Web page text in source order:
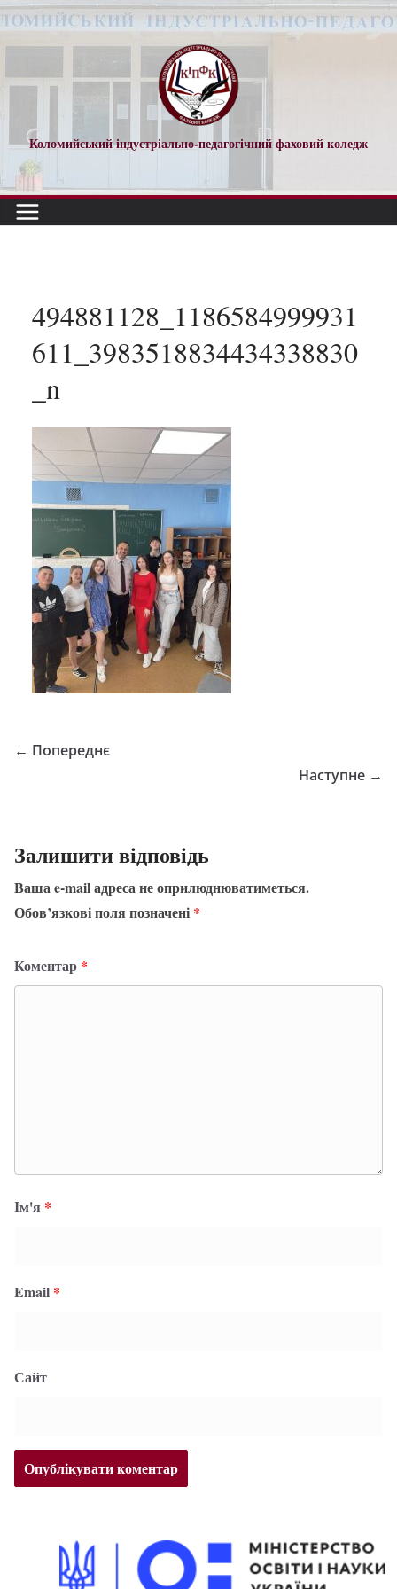
Перейти
до
Коломийський індустріально-педагогічний фаховий коледж
494881128_1186584999931
611_3983518834434338830
_n
← Попереднє
Наступне →
Залишити відповідь
Ваша e-mail адреса не оприлюднюватиметься.
Обов’язкові поля позначені *
Коментар *
Ім'я *
Email *
Сайт